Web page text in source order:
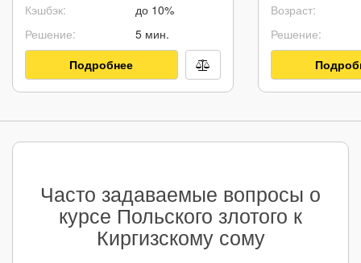
Кэшбэк:
Решение:
до 10%
5 мин.
Подробнее
Возраст:
Решение:
Часто задаваемые вопросы о
курсе Польского злотого к
Киргизскому сому